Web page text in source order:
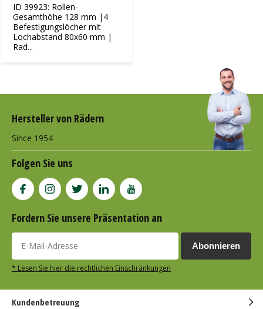
ID 39923: Rollen-
Gesamthöhe 128 mm |4
Befestigungslöcher mit
Lochabstand 80x60 mm |
Rad...
Hersteller von Rädern
Since 1954
Folgen Sie uns
Fordern Sie unsere Präsentation an
Abonnieren
* Lesen Sie hier die rechtlichen Einschränkungen
Kundenbetreuung